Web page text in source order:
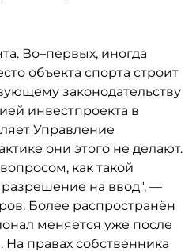
Во–первых, иногда
объекта спорта строит
законодательству
инвестпроекта в
Управление
они этого не делают.
как такой
на ввод", —
Более распространён
меняется уже после
На правах собственника